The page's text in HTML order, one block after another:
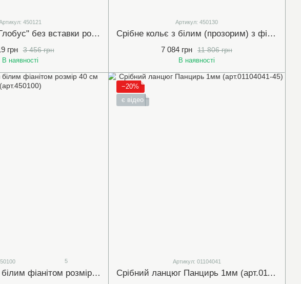
450121
Срібне кольє "Глобус" без вставки розмір 38-42 см (450121)
3 456 грн
грн
В наявності
Артикул: 450130
Срібне кольє з білим (прозорим) з фіанітом розмір 45-50 см (арт.450130)
11 806 грн
7 084 грн
В наявності
5
Срібне кольє з білим фіанітом розмір 40 см (арт.450100)
−20%
є відео
Артикул: 01104041
Срібний ланцюг Панцирь 1мм (арт.01104041-45)